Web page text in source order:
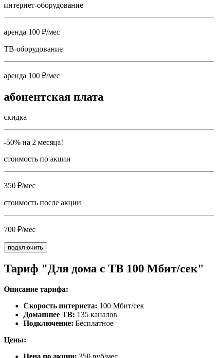
интернет-оборудование
аренда 100 ₽/мес
ТВ-оборудование
аренда 100 ₽/мес
абонентская плата
скидка
-50% на 2 месяца!
стоимость по акции
350 ₽/мес
стоимость после акции
700 ₽/мес
подключить
Тариф "Для дома с ТВ 100 Мбит/сек"
Описание тарифа:
Скорость интернета: 100 Мбит/сек
Домашнее ТВ: 135 каналов
Подключение: Бесплатное
Цены: